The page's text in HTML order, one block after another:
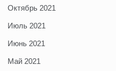
Октябрь 2021
Июль 2021
Июнь 2021
Май 2021